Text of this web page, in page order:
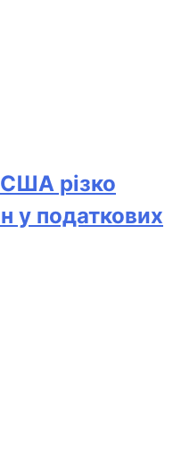
США різко
у податкових